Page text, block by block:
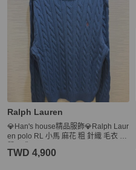
Ralph Lauren
💎Han's house精品服飾💎Ralph Laur
en polo RL 小馬 麻花 粗 針織 毛衣 棉
TWD 4,900